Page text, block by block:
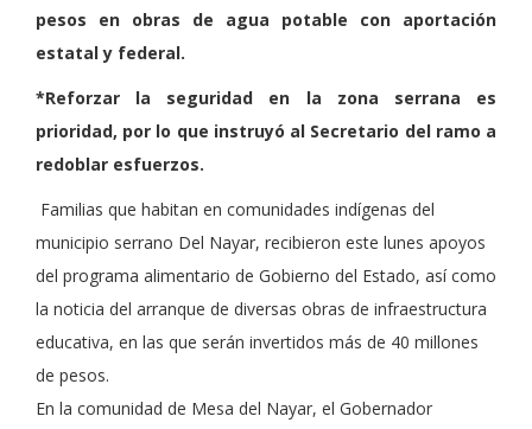
pesos en obras de agua potable con aportación
estatal y federal.
*Reforzar la seguridad en la zona serrana es
prioridad, por lo que instruyó al Secretario del ramo a
redoblar esfuerzos.
Familias que habitan en comunidades indígenas del
municipio serrano Del Nayar, recibieron este lunes apoyos
del programa alimentario de Gobierno del Estado, así como
la noticia del arranque de diversas obras de infraestructura
educativa, en las que serán invertidos más de 40 millones
de pesos.
En la comunidad de Mesa del Nayar, el Gobernador